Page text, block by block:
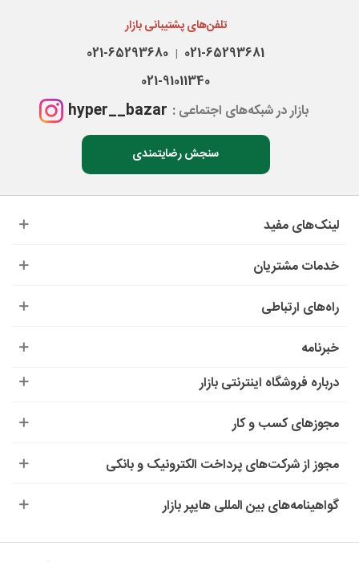
تلفن‌های پشتیبانی بازار
021-65293681
|
021-65293680
021-91011340
بازار در شبکه‌های اجتماعی : hyper__bazar
سنجش رضایتمندی
لینک‌های مفید
خدمات مشتریان
راه‌های ارتباطی
خبرنامه
درباره‌ فروشگاه اینترنتی بازار
مجوزهای کسب و کار
مجوز از شرکت‌های پرداخت الکترونیک و بانکی
گواهینامه‌های بین المللی هایپر بازار